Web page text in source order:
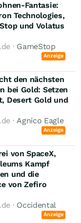
Fantasie:
Technologies,
und Volatus
· GameStop
Anzeige
den nächsten
bei Gold: Setzen
Desert Gold und
·Agnico Eagle
Anzeige
von SpaceX,
Kampf
und die
von Zefiro
· Occidental
Anzeige